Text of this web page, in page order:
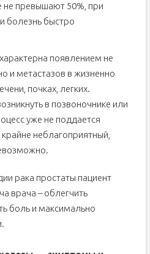
не превышают 50%, при
болезнь быстро
появлением не
и метастазов в жизненно
почках, легких.
в позвоночнике или
уже не поддается
неблагоприятный,
рака простаты пациент
врача – облегчить
боль и максимально